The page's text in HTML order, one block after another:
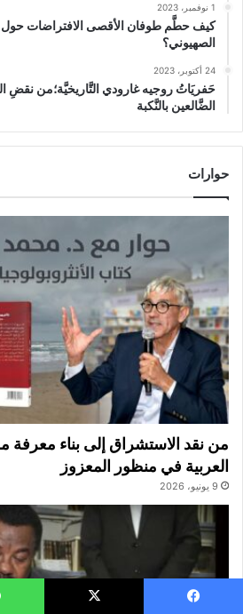
1 نوفمبر، 2023
كيف حطَّم طوفان الأقصى الافتراضات حول
الصهيوني؟
24 أكتوبر، 2023
حَفريَاتُ روجيه غارودي التَّاريخيَّة؛من نقضِ
الضَّالعين بالنَّكبة
حوارات
من نقد الاستشراق إلى بناء معرفة
العربية في منظور المعزوز
9 يونيو، 2026